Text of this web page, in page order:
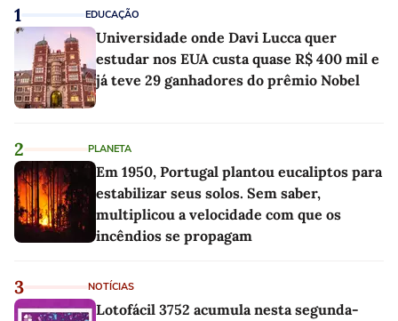
1 EDUCAÇÃO
Universidade onde Davi Lucca quer
estudar nos EUA custa quase R$ 400 mil e
já teve 29 ganhadores do prêmio Nobel
2 PLANETA
Em 1950, Portugal plantou eucaliptos para
estabilizar seus solos. Sem saber,
multiplicou a velocidade com que os
incêndios se propagam
3 NOTÍCIAS
Lotofácil 3752 acumula nesta segunda-